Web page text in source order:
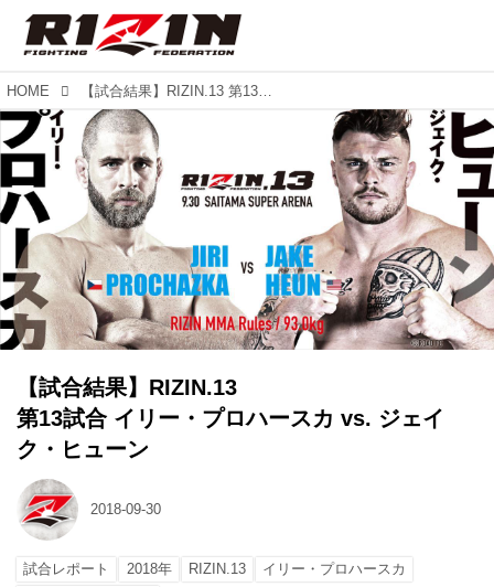
HOME 【試合結果】RIZIN.13 第13試合 イリー・プロハースカ vs. ジェイク・ヒューン
【試合結果】RIZIN.13
第13試合 イリー・プロハースカ vs. ジェイ
ク・ヒューン
2018-09-30
試合レポート 2018年 RIZIN.13
イリー・プロハースカ